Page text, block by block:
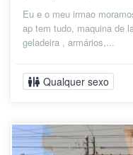
Eu e o meu irmao
ap tem tudo, maquina de
geladeira , armários,...
Qualquer sexo